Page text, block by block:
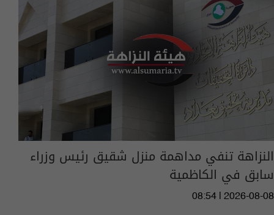
النزاهة تنفي مداهمة منزل شقيق رئيس وزراء
سابق في الكاظمية
08:54 | 2026-08-08